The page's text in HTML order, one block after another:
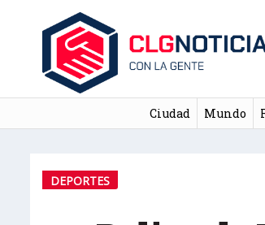
Ciudad Mundo
DEPORTES